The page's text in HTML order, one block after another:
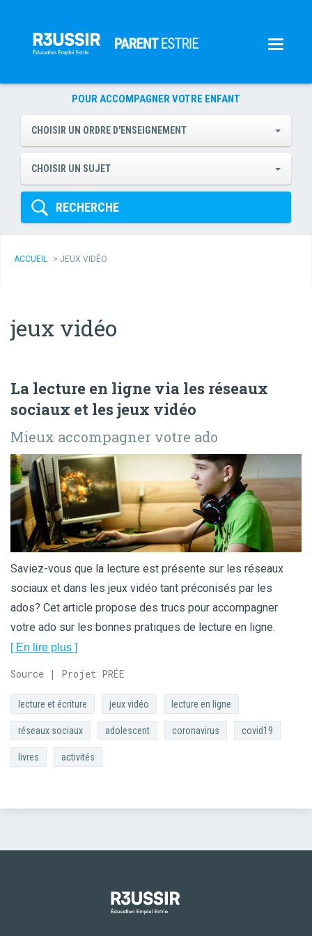
POUR ACCOMPAGNER VOTRE ENFANT
CHOISIR UN ORDRE D'ENSEIGNEMENT
CHOISIR UN SUJET
RECHERCHE
ACCUEIL > JEUX VIDÉO
jeux vidéo
La lecture en ligne via les réseaux
sociaux et les jeux vidéo
Mieux accompagner votre ado
Saviez-vous que la lecture est présente sur les réseaux
sociaux et dans les jeux vidéo tant préconisés par les
ados? Cet article propose des trucs pour accompagner
votre ado sur les bonnes pratiques de lecture en ligne.
[ En lire plus ]
Source | Projet PRÉE
lecture et écriture jeux vidéo lecture en ligne
réseaux sociaux adolescent coronavirus covid19
livres activités